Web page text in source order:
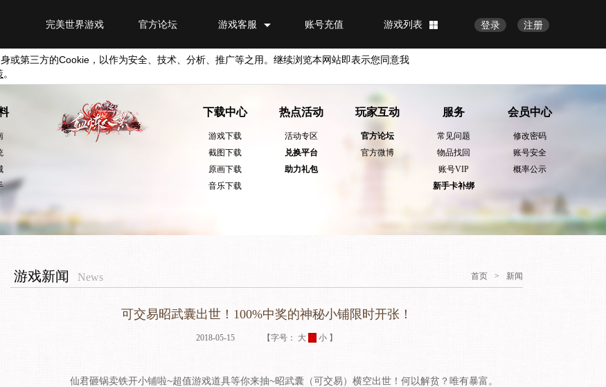
注册
登录
游戏列表
账号充值
游戏客服
官方论坛
完美世界游戏
或第三方的Cookie ，以作为安全、技术、分析、推广等之用。继续浏览本网站即表示您同意我
。
下载中心
游戏下载
截图下载
原画下载
音乐下载
热点活动
活动专区
兑换平台
助力礼包
玩家互动
官方论坛
官方微博
服务
常见问题
物品找回
账号VIP
新手卡补绑
会员中心
修改密码
账号安全
概率公示
首页 > 新闻
游戏新闻 News
可交易昭武囊出世！100%中奖的神秘小铺限时开张！
2018-05-15 【字号： 大 中 小 】
仙君砸锅卖铁开小铺啦~超值游戏道具等你来抽~昭武囊（可交易）横空出世！何以解贫？唯有暴富。